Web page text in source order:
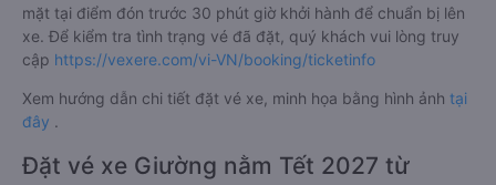
mặt tại điểm đón trước 30 phút giờ khởi hành để chuẩn bị lên
xe. Để kiểm tra tình trạng vé đã đặt, quý khách vui lòng truy
cập https://vexere.com/vi-VN/booking/ticketinfo
Xem hướng dẫn chi tiết đặt vé xe, minh họa bằng hình ảnh tại
đây .
Đặt vé xe Giường nằm Tết 2027 từ